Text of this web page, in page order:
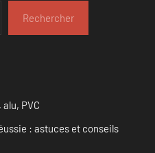
Rechercher
PVC
: astuces et conseils